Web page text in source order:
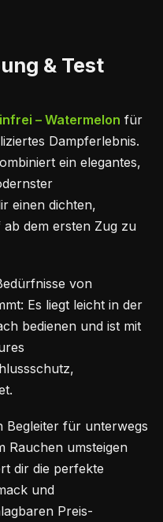
& Test
– Watermelon für
Dampferlebnis.
ein elegantes,
einen dichten,
dem ersten Zug zu
von
Es liegt leicht in der
bedienen und ist mit
Begleiter für unterwegs
Rauchen umsteigen
dir die perfekte
und
Preis-